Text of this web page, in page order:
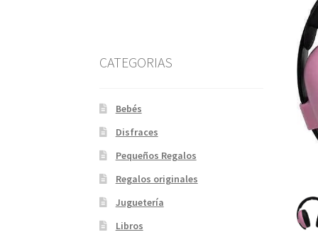
CATEGORIAS
Bebés
Disfraces
Pequeños Regalos
Regalos originales
Juguetería
Libros